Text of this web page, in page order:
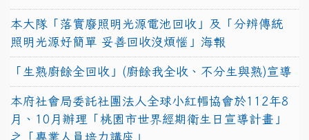
本大隊「落實廢照明光源電池回收」及「分辨傳統
照明光源好簡單 妥善回收沒煩惱」海報
「生熟廚餘全回收」(廚餘我全收、不分生與熟)宣導
本府社會局委託社團法人全球小紅帽協會於112年8
月、10月辦理「桃園市世界經期衛生日宣導計畫」
之「專業人員培力講座」